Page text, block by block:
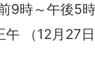
9時～午後5
（12月27